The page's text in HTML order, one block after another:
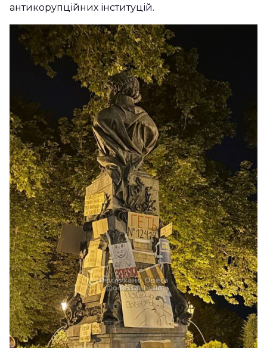
антикорупційних інституцій.